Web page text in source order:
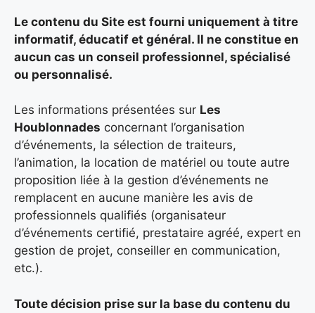
Le contenu du Site est fourni uniquement à titre
informatif, éducatif et général. Il ne constitue en
aucun cas un conseil professionnel, spécialisé
ou personnalisé.
Les informations présentées sur Les
Houblonnades concernant l’organisation
d’événements, la sélection de traiteurs,
l’animation, la location de matériel ou toute autre
proposition liée à la gestion d’événements ne
remplacent en aucune manière les avis de
professionnels qualifiés (organisateur
d’événements certifié, prestataire agréé, expert en
gestion de projet, conseiller en communication,
etc.).
Toute décision prise sur la base du contenu du